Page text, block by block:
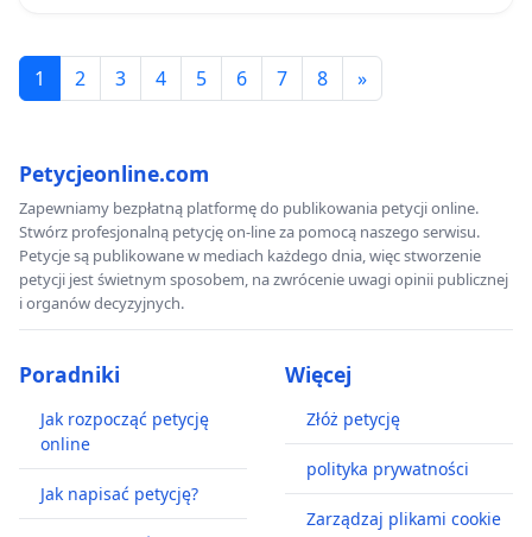
1 2 3 4 5 6 7 8 »
Petycjeonline.com
Zapewniamy bezpłatną platformę do publikowania petycji online.
Stwórz profesjonalną petycję on-line za pomocą naszego serwisu.
Petycje są publikowane w mediach każdego dnia, więc stworzenie
petycji jest świetnym sposobem, na zwrócenie uwagi opinii publicznej
i organów decyzyjnych.
Poradniki
Jak rozpocząć petycję
online
Jak napisać petycję?
Więcej
Złóż petycję
polityka prywatności
Zarządzaj plikami cookie